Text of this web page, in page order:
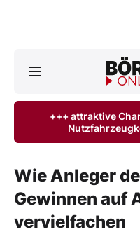
ktuelle
Anlageprodukte
Finanz-Check
+++ attraktive
Wie Anleger
Gewinnen auf
vervielfachen